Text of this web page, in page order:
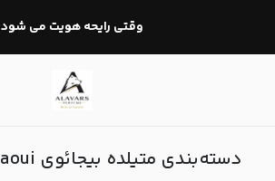
وقتی رایحه هویت می شود
دسته‌بندی متیلده بیجائوی Mathilde Bijaoui